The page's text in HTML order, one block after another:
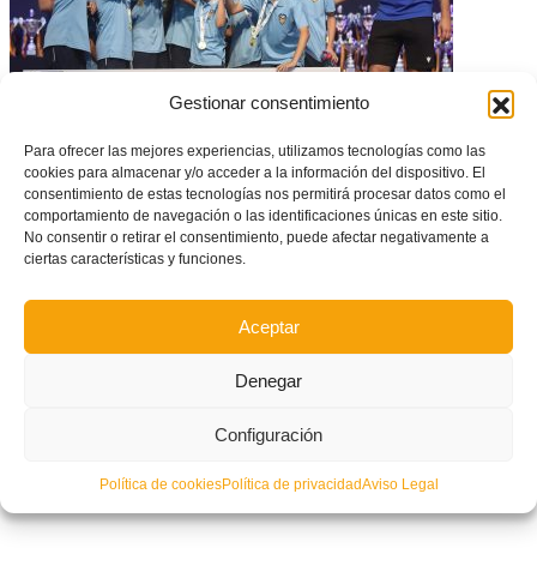
Gestionar consentimiento
Para ofrecer las mejores experiencias, utilizamos tecnologías como las
cookies para almacenar y/o acceder a la información del dispositivo. El
consentimiento de estas tecnologías nos permitirá procesar datos como el
comportamiento de navegación o las identificaciones únicas en este sitio.
No consentir o retirar el consentimiento, puede afectar negativamente a
ciertas características y funciones.
Aceptar
Denegar
Configuración
Política de cookiesPolítica de privacidadAviso Legal
GALERÍA DE FOTOS – Todos los premiados en la Gala de Trofeos de
Valencia 24/25 celebrada en Mas Camarena Resort